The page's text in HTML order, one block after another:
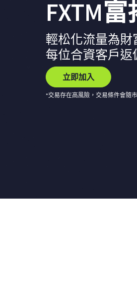
FXTM
輕松化流量為財
每位合資客戶返
立即加入
*交易存在高風險，交易條件會隨